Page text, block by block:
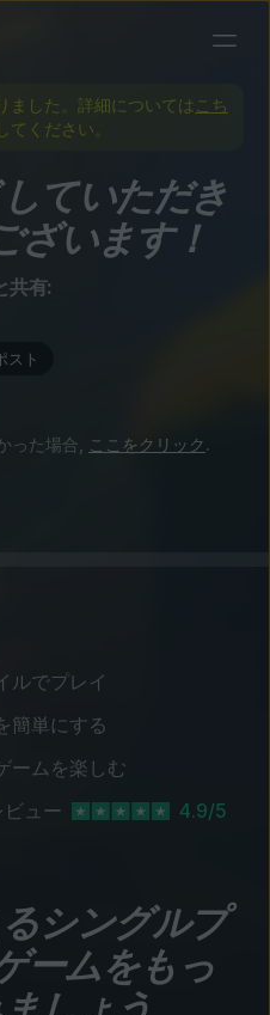
ました。詳細については こち
てください。
ていただき
ざいます！
共有:
った場合, ここをクリック .
ルでプレイ
簡単にする
ームを楽しむ
ュー 4.9/5
シングルプ
ームをもっ